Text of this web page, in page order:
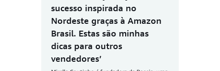
sucesso inspirada no
Nordeste graças à Amazon
Brasil. Estas são minhas
dicas para outros
vendedores’